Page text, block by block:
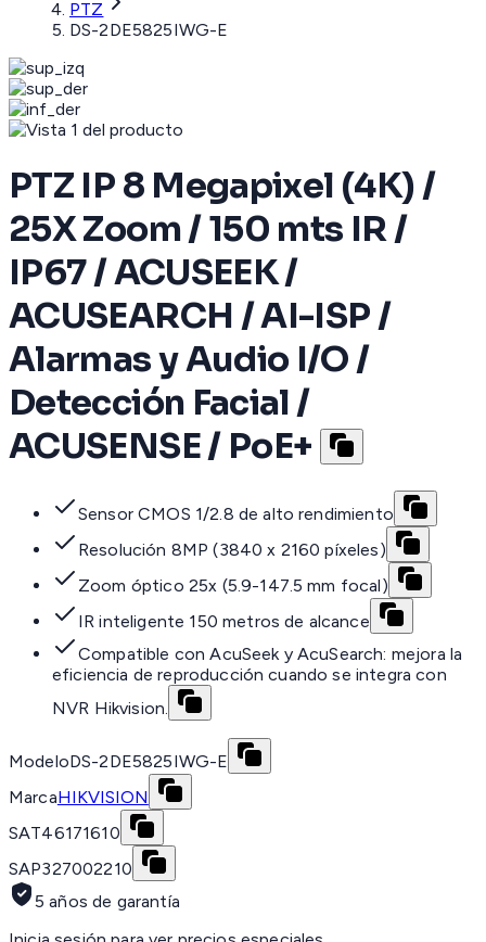
PTZ
DS-2DE5825IWG-E
PTZ IP 8 Megapixel (4K) /
25X Zoom / 150 mts IR /
IP67 / ACUSEEK /
ACUSEARCH / AI-ISP /
Alarmas y Audio I/O /
Detección Facial /
ACUSENSE / PoE+
Sensor CMOS 1/2.8 de alto rendimiento
Resolución 8MP (3840 x 2160 píxeles)
Zoom óptico 25x (5.9-147.5 mm focal)
IR inteligente 150 metros de alcance
Compatible con AcuSeek y AcuSearch: mejora la
eficiencia de reproducción cuando se integra con
NVR Hikvision.
ModeloDS-2DE5825IWG-E
MarcaHIKVISION
SAT46171610
SAP327002210
5 años de garantía